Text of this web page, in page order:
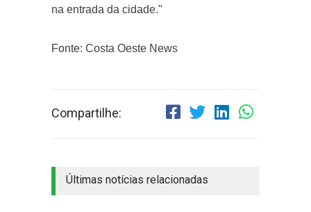
na entrada da cidade."
Fonte: Costa Oeste News
Compartilhe:
Últimas notícias relacionadas